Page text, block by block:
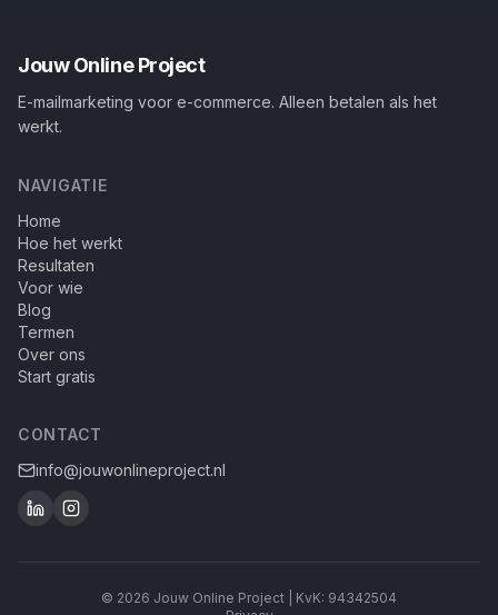
Jouw Online Project
E-mailmarketing voor e-commerce. Alleen betalen als het
werkt.
NAVIGATIE
Home
Hoe het werkt
Resultaten
Voor wie
Blog
Termen
Over ons
Start gratis
CONTACT
info@jouwonlineproject.nl
© 2026 Jouw Online Project | KvK: 94342504